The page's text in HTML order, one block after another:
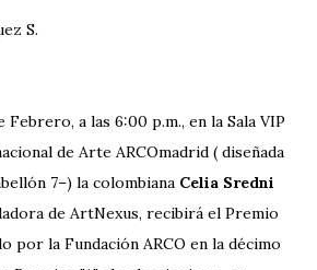
S.
a las 6:00 p.m., en la Sala VIP
de Arte ARCOmadrid ( diseñada
7–) la colombiana Celia Sredni
de ArtNexus, recibirá el Premio
por la Fundación ARCO en la décimo